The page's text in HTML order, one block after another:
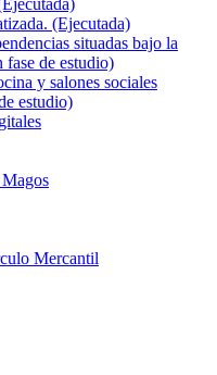
(Ejecutada)
situadas bajo la
fase de estudio)
y salones sociales
estudio)
Mercantil